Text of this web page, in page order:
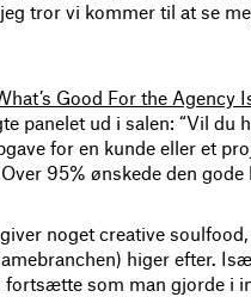
tror vi kommer til at se
Good For the Agency
panelet ud i salen: “Vil du
for en kunde eller et
95% ønskede den gode
noget creative
higer efter.
fortsætte som man gjorde i